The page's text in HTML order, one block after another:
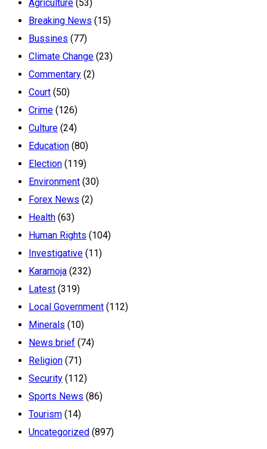
Agriculture (53)
Breaking News (15)
Bussines (77)
Climate Change (23)
Commentary (2)
Court (50)
Crime (126)
Culture (24)
Education (80)
Election (119)
Environment (30)
Forex News (2)
Health (63)
Human Rights (104)
Investigative (11)
Karamoja (232)
Latest (319)
Local Government (112)
Minerals (10)
News brief (74)
Religion (71)
Security (112)
Sports News (86)
Tourism (14)
Uncategorized (897)